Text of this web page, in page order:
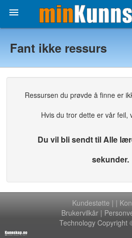

Fant ikke ressurs
Ressursen du prøvde å finne er
Hvis du tror dette er vår feil,
Du vil bli sendt til Alle
sekunder.
Kundestøtte | |
Brukervilkår |
Technology Copyright